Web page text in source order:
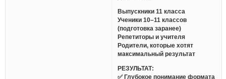
Выпускники 11 класса
Ученики 10–11 классов
(подготовка заранее)
Репетиторы и учителя
Родители, которые хотят
максимальный результат
РЕЗУЛЬТАТ:
✅ Глубокое понимание формата